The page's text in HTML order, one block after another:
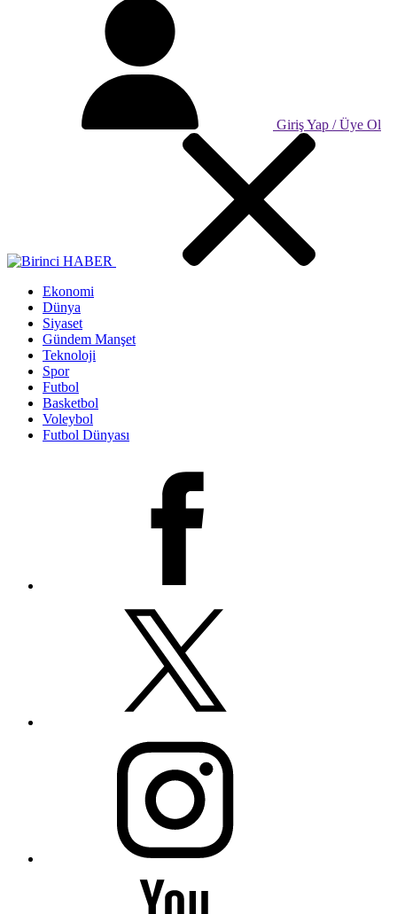
Giriş Yap / Üye Ol
Ekonomi
Dünya
Siyaset
Gündem Manşet
Teknoloji
Spor
Futbol
Basketbol
Voleybol
Futbol Dünyası